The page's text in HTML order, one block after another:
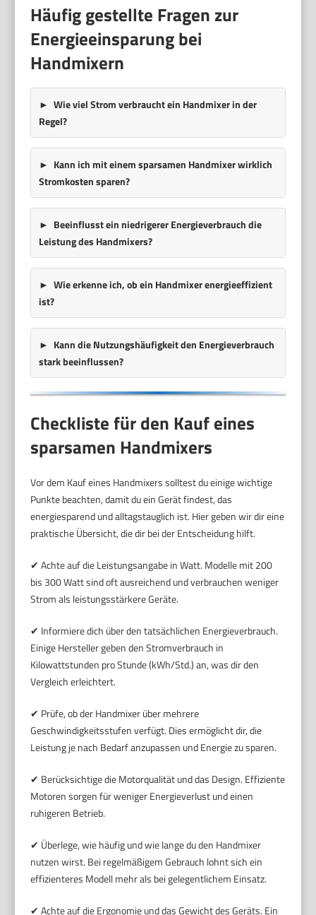
Häufig gestellte Fragen zur
Energieeinsparung bei
Handmixern
Wie viel Strom verbraucht ein Handmixer in der
Regel?
Kann ich mit einem sparsamen Handmixer wirklich
Stromkosten sparen?
Beeinflusst ein niedrigerer Energieverbrauch die
Leistung des Handmixers?
Wie erkenne ich, ob ein Handmixer energieeffizient
ist?
Kann die Nutzungshäufigkeit den Energieverbrauch
stark beeinflussen?
Checkliste für den Kauf eines
sparsamen Handmixers
Vor dem Kauf eines Handmixers solltest du einige wichtige
Punkte beachten, damit du ein Gerät findest, das
energiesparend und alltagstauglich ist. Hier geben wir dir eine
praktische Übersicht, die dir bei der Entscheidung hilft.
✔ Achte auf die Leistungsangabe in Watt. Modelle mit 200
bis 300 Watt sind oft ausreichend und verbrauchen weniger
Strom als leistungsstärkere Geräte.
✔ Informiere dich über den tatsächlichen Energieverbrauch.
Einige Hersteller geben den Stromverbrauch in
Kilowattstunden pro Stunde (kWh/Std.) an, was dir den
Vergleich erleichtert.
✔ Prüfe, ob der Handmixer über mehrere
Geschwindigkeitsstufen verfügt. Dies ermöglicht dir, die
Leistung je nach Bedarf anzupassen und Energie zu sparen.
✔ Berücksichtige die Motorqualität und das Design. Effiziente
Motoren sorgen für weniger Energieverlust und einen
ruhigeren Betrieb.
✔ Überlege, wie häufig und wie lange du den Handmixer
nutzen wirst. Bei regelmäßigem Gebrauch lohnt sich ein
effizienteres Modell mehr als bei gelegentlichem Einsatz.
✔ Achte auf die Ergonomie und das Gewicht des Geräts. Ein